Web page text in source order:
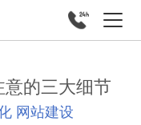
的三大细节
网站建设